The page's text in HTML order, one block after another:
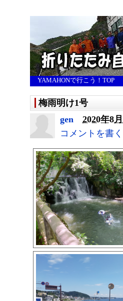
YAMAHONで行こう！TOP
梅雨明け1号
gen
2020年8
コメントを書く